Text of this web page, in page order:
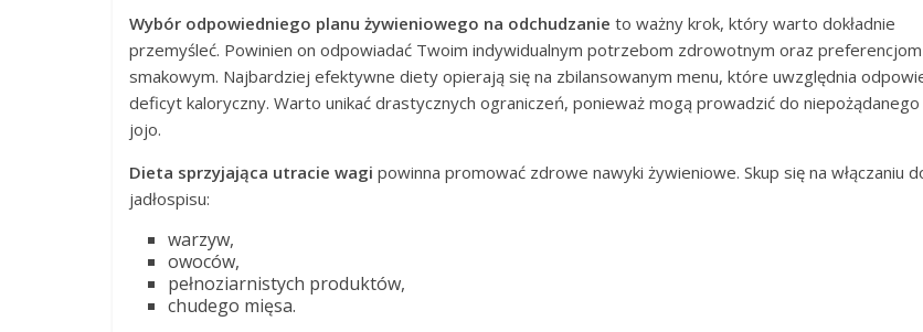
Wybór odpowiedniego planu żywieniowego na odchudzanie to ważny krok, który warto dokładnie
przemyśleć. Powinien on odpowiadać Twoim indywidualnym potrzebom zdrowotnym oraz preferencjom
smakowym. Najbardziej efektywne diety opierają się na zbilansowanym menu, które uwzględnia
deficyt kaloryczny. Warto unikać drastycznych ograniczeń, ponieważ mogą prowadzić do
jojo.
Dieta sprzyjająca utracie wagi powinna promować zdrowe nawyki żywieniowe. Skup się na włączaniu
jadłospisu:
warzyw,
owoców,
pełnoziarnistych produktów,
chudego mięsa.